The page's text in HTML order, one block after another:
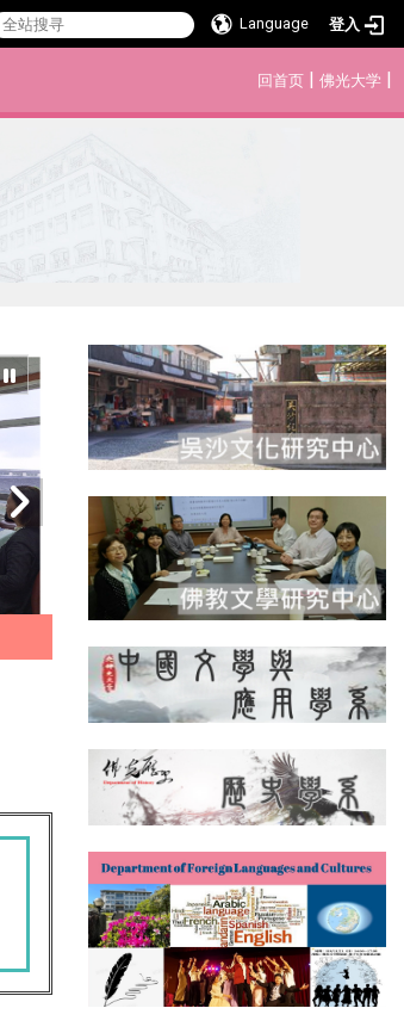
Language 登入
回首页 | 佛光大学 |